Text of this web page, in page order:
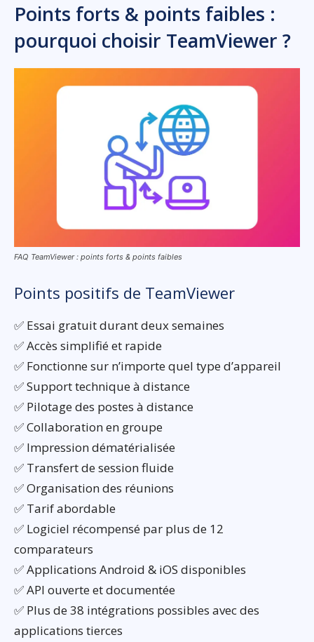
Points forts & points faibles :
pourquoi choisir TeamViewer ?
FAQ TeamViewer : points forts & points faibles
Points positifs de TeamViewer
✅ Essai gratuit durant deux semaines
✅ Accès simplifié et rapide
✅ Fonctionne sur n’importe quel type d’appareil
✅ Support technique à distance
✅ Pilotage des postes à distance
✅ Collaboration en groupe
✅ Impression dématérialisée
✅ Transfert de session fluide
✅ Organisation des réunions
✅ Tarif abordable
✅ Logiciel récompensé par plus de 12
comparateurs
✅ Applications Android & iOS disponibles
✅ API ouverte et documentée
✅ Plus de 38 intégrations possibles avec des
applications tierces